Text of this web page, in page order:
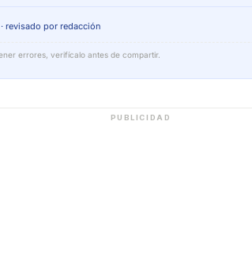
revisado por redacción
errores, verifícalo antes de compartir.
PUBLICIDAD